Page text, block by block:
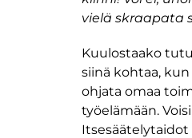
vielä skraapata
Kuulostaako
siinä kohtaa,
ohjata omaa
työelämään.
Itsesäätelytaidot